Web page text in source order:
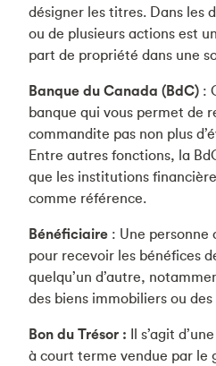
désigner les titres. Dans les
ou de plusieurs actions est
part de propriété dans une
Banque du Canada (BdC) :
banque qui vous permet de
commandite pas non plus
Entre autres fonctions, la
que les institutions
comme référence.
Bénéficiaire : Une
pour recevoir les bénéfices
quelqu’un d’autre,
des biens immobiliers ou
Bon du Trésor : Il s’agit
à court terme vendue par le